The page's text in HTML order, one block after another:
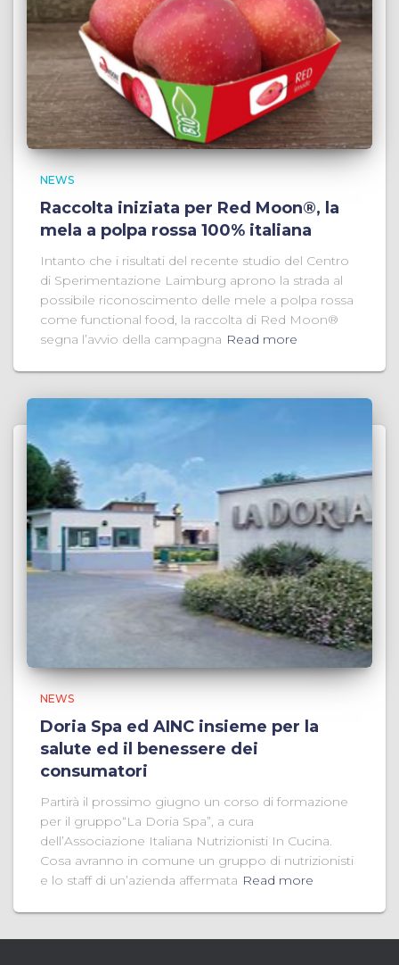
NEWS
Raccolta iniziata per Red Moon®, la
mela a polpa rossa 100% italiana
Intanto che i risultati del recente studio del Centro
di Sperimentazione Laimburg aprono la strada al
possibile riconoscimento delle mele a polpa rossa
come functional food, la raccolta di Red Moon®
segna l’avvio della campagna Read more
NEWS
Doria Spa ed AINC insieme per la
salute ed il benessere dei
consumatori
Partirà il prossimo giugno un corso di formazione
per il gruppo“La Doria Spa”, a cura
dell’Associazione Italiana Nutrizionisti In Cucina.
Cosa avranno in comune un gruppo di nutrizionisti
e lo staff di un’azienda affermata Read more